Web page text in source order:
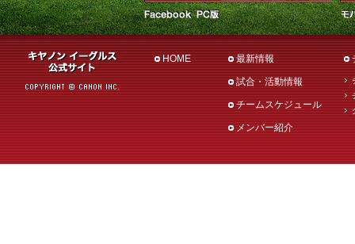
HOME 最新情報
試合・活動情報
チームスケジュール
メンバー紹介